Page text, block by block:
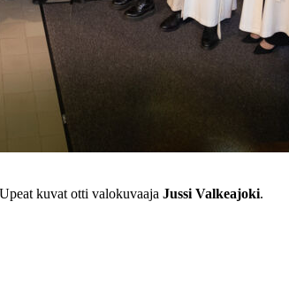
kuvat otti valokuvaaja Jussi Valkeajoki.